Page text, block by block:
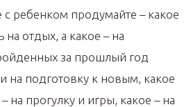
с ребенком продумайте – какое
на отдых, а какое – на
за прошлый год
на подготовку к новым, какое
на прогулку и игры, какое – на